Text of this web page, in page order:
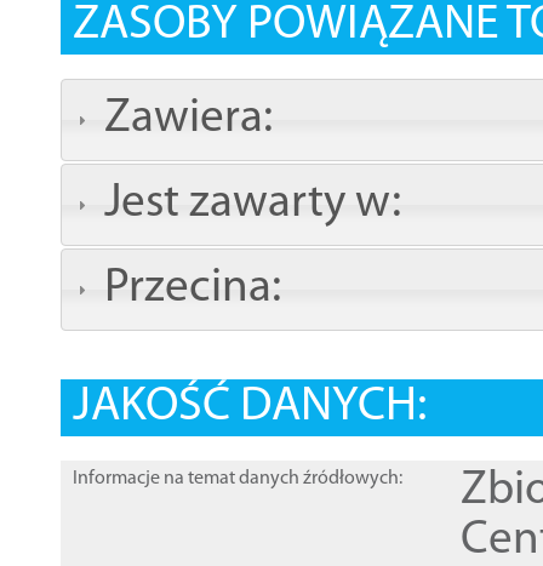
ZASOBY POWIĄZANE
Zawiera:
Jest zawarty w:
Przecina:
JAKOŚĆ DANYCH:
Informacje na temat danych źródłowych: